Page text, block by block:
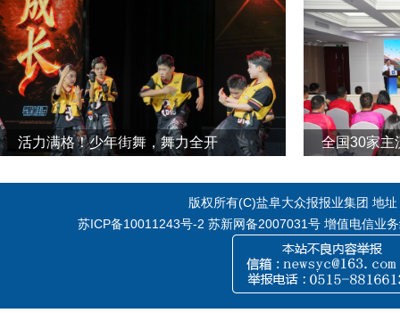
活力满格！少年街舞，舞力全开 全国30家主
版权所有(C)盐阜大众报报业集团 地
苏ICP备10011243号-2 苏新网备2007031号 增值电信业